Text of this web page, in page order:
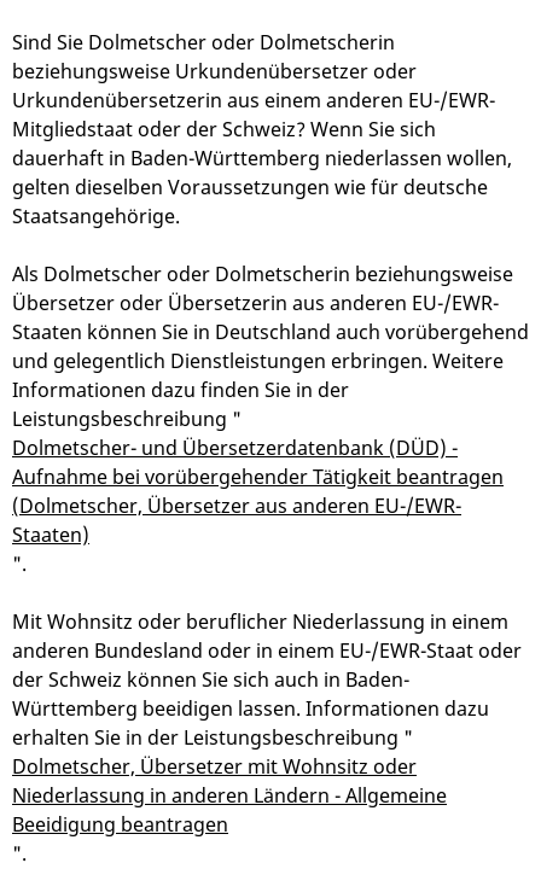
Sind Sie Dolmetscher oder Dolmetscherin
beziehungsweise Urkundenübersetzer oder
Urkundenübersetzerin aus einem anderen EU-/EWR-
Mitgliedstaat oder der Schweiz? Wenn Sie sich
dauerhaft in Baden-Württemberg niederlassen wollen,
gelten dieselben Voraussetzungen wie für deutsche
Staatsangehörige.
Als Dolmetscher oder Dolmetscherin beziehungsweise
Übersetzer oder Übersetzerin aus anderen EU-/EWR-
Staaten können Sie in Deutschland auch vorübergehend
und gelegentlich Dienstleistungen erbringen. Weitere
Informationen dazu finden Sie in der
Leistungsbeschreibung "
Dolmetscher- und Übersetzerdatenbank (DÜD) -
Aufnahme bei vorübergehender Tätigkeit beantragen
(Dolmetscher, Übersetzer aus anderen EU-/EWR-
Staaten)
".
Mit Wohnsitz oder beruflicher Niederlassung in einem
anderen Bundesland oder in einem EU-/EWR-Staat oder
der Schweiz können Sie sich auch in Baden-
Württemberg beeidigen lassen. Informationen dazu
erhalten Sie in der Leistungsbeschreibung "
Dolmetscher, Übersetzer mit Wohnsitz oder
Niederlassung in anderen Ländern - Allgemeine
Beeidigung beantragen
".